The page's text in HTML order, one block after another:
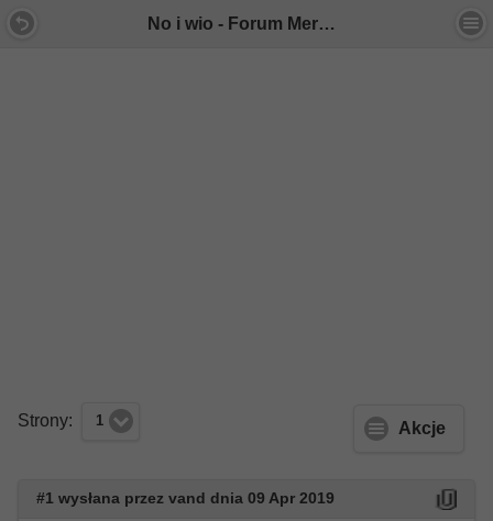
No i wio - Forum Mercedes E-Klasa
Strony: 1 Akcje
#1 wysłana przez vand dnia 09 Apr 2019